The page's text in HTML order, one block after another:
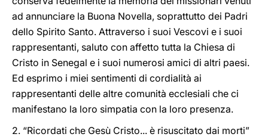
ad annunciare la Buona Novella, soprattutto dei Padri
dello Spirito Santo. Attraverso i suoi Vescovi e i suoi
rappresentanti, saluto con affetto tutta la Chiesa di
Cristo in Senegal e i suoi numerosi amici di altri paesi.
Ed esprimo i miei sentimenti di cordialità ai
rappresentanti delle altre comunità ecclesiali che ci
manifestano la loro simpatia con la loro presenza.
2. “Ricordati che Gesù Cristo... è risuscitato dai morti”